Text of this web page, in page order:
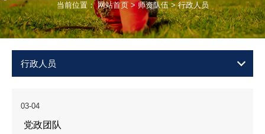
当前位置：网站首页> 师资队伍>行政人员
行政人员
03-04
党政团队